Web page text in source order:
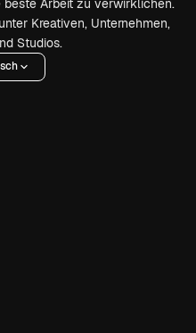
beste Arbeit zu verwirklichen.
Kreativen, Unternehmen,
Studios.